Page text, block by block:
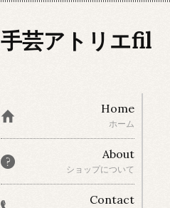
手芸アトリエfil
Home
ホーム
About
ショップについて
Contact